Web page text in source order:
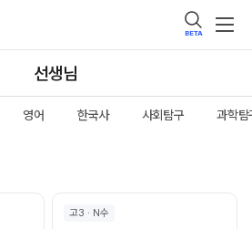
BETA
선생님
영어 한국사 사회탐구 과학탐
고3 · N수